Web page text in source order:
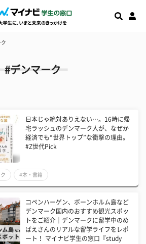
#デンマーク
日本じゃ絶対ありえない…。16時に帰
宅ラッシュのデンマーク人が、なぜか
経済でも“世界トップ”な衝撃の理由。
#Z世代Pick
#本・書籍
コペンハーゲン、ボーンホルム島など
デンマーク国内のおすすめ観光スポッ
トをご紹介｜デンマークに留学中のめ
ばえさんのリアルな留学ライフをレポ
ート！ マイナビ学生の窓口『study